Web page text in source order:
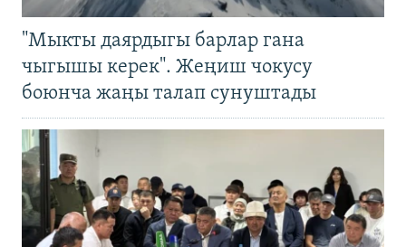
"Мыкты даярдыгы барлар гана
чыгышы керек". Жеңиш чокусу
боюнча жаңы талап сунуштады